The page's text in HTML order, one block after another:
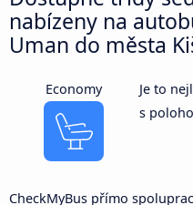
nabízeny na
Uman do města
Economy
Je to
s
CheckMyBus přímo